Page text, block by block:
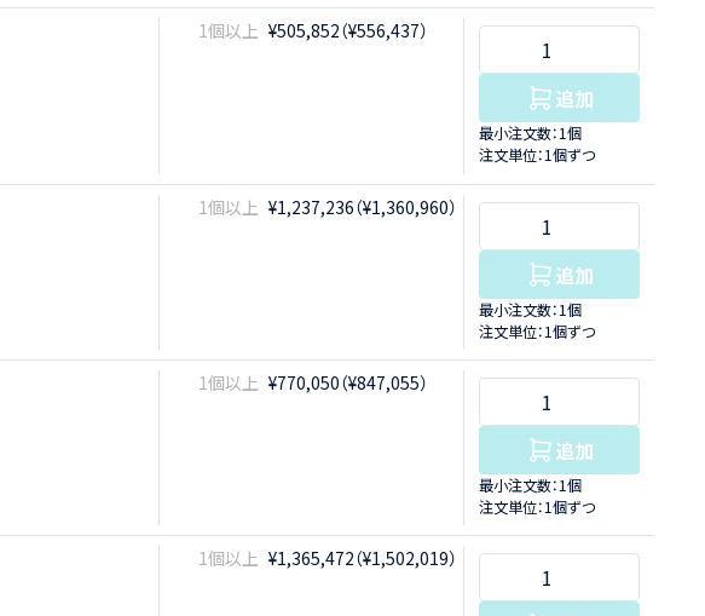
1個以上 ¥505,852（¥556,437）
追加
最小注文数：1個
注文単位：1個ずつ
1個以上 ¥1,237,236（¥1,360,960）
追加
最小注文数：1個
注文単位：1個ずつ
1個以上 ¥770,050（¥847,055）
追加
最小注文数：1個
注文単位：1個ずつ
1個以上 ¥1,365,472（¥1,502,019）